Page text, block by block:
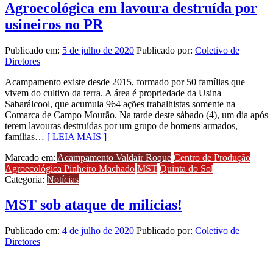
Agroecológica em lavoura destruída por
usineiros no PR
Publicado em: 5 de julho de 2020 Publicado por: Coletivo de
Diretores
Acampamento existe desde 2015, formado por 50 famílias que
vivem do cultivo da terra. A área é propriedade da Usina
Sabarálcool, que acumula 964 ações trabalhistas somente na
Comarca de Campo Mourão. Na tarde deste sábado (4), um dia após
terem lavouras destruídas por um grupo de homens armados,
famílias… [ LEIA MAIS ]
Marcado em: Acampamento Valdair Roque Centro de Produção
Agroecológica Pinheiro Machado MST Quinta do Sol
Categoria: Notícias
MST sob ataque de milícias!
Publicado em: 4 de julho de 2020 Publicado por: Coletivo de
Diretores